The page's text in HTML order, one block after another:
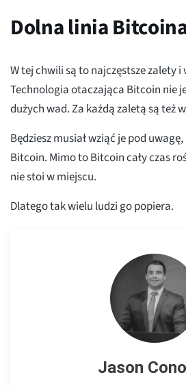
Dolna linia
W tej chwili są to najczęstsze zalety
Technologia otaczająca Bitcoin nie
dużych wad. Za każdą zaletą są też
Będziesz musiał wziąć je pod
Bitcoin. Mimo to Bitcoin cały czas
nie stoi w miejscu.
Dlatego tak wielu ludzi go popiera.
Jason